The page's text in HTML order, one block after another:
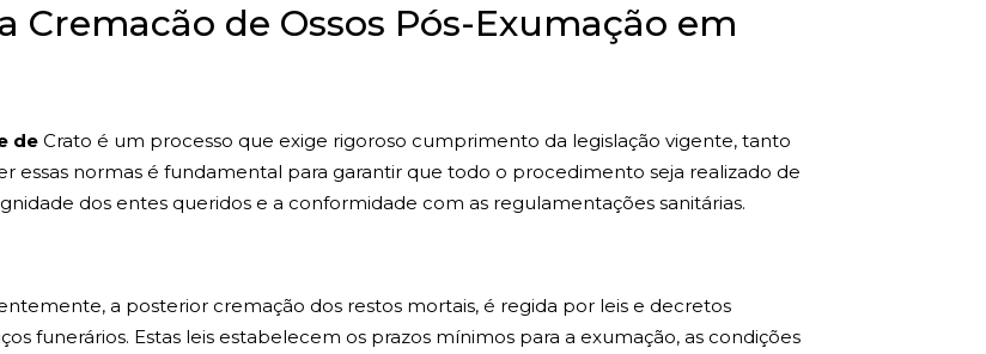
Cremacão de Ossos Pós-Exumação em
de Crato é um processo que exige rigoroso cumprimento da legislação vigente, tanto
essas normas é fundamental para garantir que todo o procedimento seja realizado de
dos entes queridos e a conformidade com as regulamentações sanitárias.
a posterior cremação dos restos mortais, é regida por leis e decretos
funerários. Estas leis estabelecem os prazos mínimos para a exumação, as condições